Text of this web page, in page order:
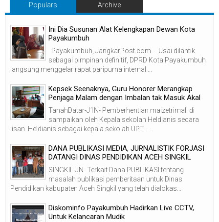
Populars Archive
Ini Dia Susunan Alat Kelengkapan Dewan Kota
Payakumbuh
Payakumbuh, JangkarPost.com ---Usai dilantik
sebagai pimpinan definitif, DPRD Kota Payakumbuh
langsung menggelar rapat paripurna internal ...
Kepsek Seenaknya, Guru Honorer Merangkap
Penjaga Malam dengan Imbalan tak Masuk Akal
TanahDatar-J1N- Pemberhentian maizetrimal di
sampaikan oleh Kepala sekolah Heldianis secara
lisan. Heldianis sebagai kepala sekolah UPT ...
DANA PUBLIKASI MEDIA, JURNALISTIK FORJASI
DATANGI DINAS PENDIDIKAN ACEH SINGKIL
SINGKIL-JN- Terkait Dana PUBLIKASI tentang
masalah publikasi pemberitaan untuk Dinas
Pendidikan kabupaten Aceh Singkil yang telah dialokas...
Diskominfo Payakumbuh Hadirkan Live CCTV,
Untuk Kelancaran Mudik